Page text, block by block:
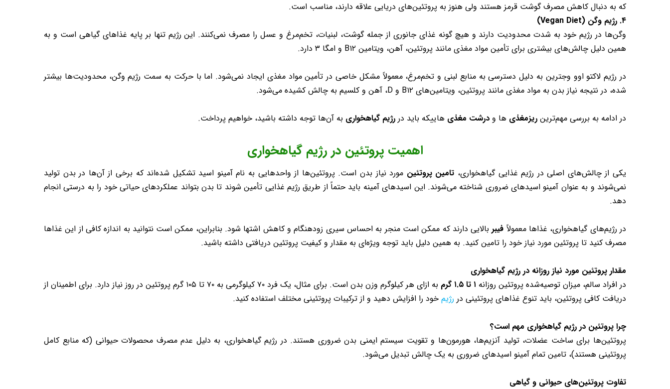
که به دنبال کاهش مصرف گوشت قرمز هستند ولی هنوز به پروتئین‌های دریایی علاقه دارند، مناسب است.
۴. رژیم وگن (Vegan Diet)
وگن‌ها در رژیم خود به شدت محدودیت دارند و هیچ‌ گونه غذای جانوری از جمله گوشت، لبنیات، تخم‌مرغ و عسل را مصرف نمی‌کنند. این رژیم تنها بر پایه غذاهای گیاهی است و به
همین دلیل چالش‌های بیشتری برای تأمین مواد مغذی مانند پروتئین، آهن، ویتامین B۱۲ و امگا ۳ دارد.
در رژیم لاکتو اوو وجترین به دلیل دسترسی به منابع لبنی و تخم‌مرغ، معمولاً مشکل خاصی در تأمین مواد مغذی ایجاد نمی‌شود. اما با حرکت به سمت رژیم‌ وگن، محدودیت‌ها بیشتر
شده، در نتیجه نیاز بدن به مواد مغذی مانند پروتئین، ویتامین‌های B۱۲ و D، آهن و کلسیم به چالش کشیده می‌شود.
در ادامه به بررسی مهم‌ترین ریزمغذی‌ ها و درشت‌ مغذی‌ هاییکه باید در رژیم گیاهخواری به آن‌ها توجه داشته باشید، خواهیم پرداخت.
اهمیت پروتئین در رژیم گیاهخواری
یکی از چالش‌های اصلی در رژیم غذایی گیاهخواری، تامین پروتئین مورد نیاز بدن است. پروتئین‌ها از واحدهایی به نام آمینو اسید تشکیل شده‌اند که برخی از آن‌ها در بدن تولید
نمی‌شوند و به عنوان آمینو اسیدهای ضروری شناخته می‌شوند. این اسیدهای آمینه باید حتماً از طریق رژیم غذایی تأمین شوند تا بدن بتواند عملکردهای حیاتی خود را به درستی انجام
دهد.
در رژیم‌های گیاهخواری، غذاها معمولاً فیبر بالایی دارند که ممکن است منجر به احساس سیری زودهنگام و کاهش اشتها شود. بنابراین، ممکن است نتوانید به اندازه کافی از این غذاها
مصرف کنید تا پروتئین مورد نیاز خود را تامین کنید. به همین دلیل باید توجه ویژه‌ای به مقدار و کیفیت پروتئین دریافتی داشته باشید.
مقدار پروتئین مورد نیاز روزانه در رژیم گیاهخواری
در افراد سالم، میزان توصیه‌شده پروتئین روزانه ۱ تا ۱.۵ گرم
به ازای هر کیلوگرم وزن بدن است. برای مثال، یک فرد ۷۰ کیلوگرمی به ۷۰ تا ۱۰۵ گرم پروتئین در روز نیاز دارد. برای اطمینان از
دریافت کافی پروتئین، باید تنوع غذاهای پروتئینی در رژیم خود را افزایش دهید و از ترکیبات پروتئینی مختلف استفاده کنید.
چرا پروتئین در رژیم گیاهخواری مهم است؟
پروتئین‌ها برای ساخت عضلات، تولید آنزیم‌ها، هورمون‌ها و تقویت سیستم ایمنی بدن ضروری هستند. در رژیم گیاهخواری، به دلیل عدم مصرف محصولات حیوانی (که منابع کامل
پروتئینی هستند)، تامین تمام آمینو اسیدهای ضروری به یک چالش تبدیل می‌شود.
تفاوت پروتئین‌های حیوانی و گیاهی